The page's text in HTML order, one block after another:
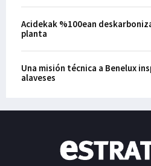
Acidekak %100ean
planta
Una misión técnica a Benelux
alaveses